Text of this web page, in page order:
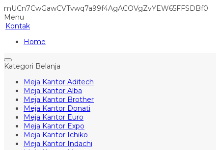
mUCn7CwGawCVTvwq7a99f4AgACOVgZvYEW65FFSDBf0
Menu
Kontak
Home
Kategori Belanja
Meja Kantor Aditech
Meja Kantor Alba
Meja Kantor Brother
Meja Kantor Donati
Meja Kantor Euro
Meja Kantor Expo
Meja Kantor Ichiko
Meja Kantor Indachi